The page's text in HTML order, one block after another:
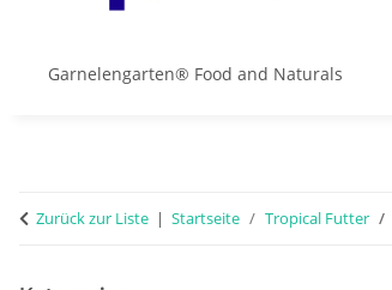
Garnelengarten® Food and Naturals
Zurück zur Liste Startseite Tropical Futter